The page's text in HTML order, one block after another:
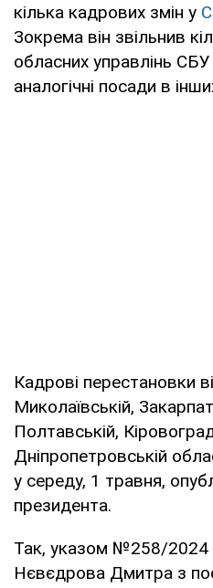
кілька кадрових змін у
Зокрема він звільнив
обласних управлінь
аналогічні посади в
Кадрові перестановки
Миколаївській,
Полтавській,
Дніпропетровській
у середу, 1 травня,
президента.
Так, указом №258/2024
Нєвєдрова Дмитра з